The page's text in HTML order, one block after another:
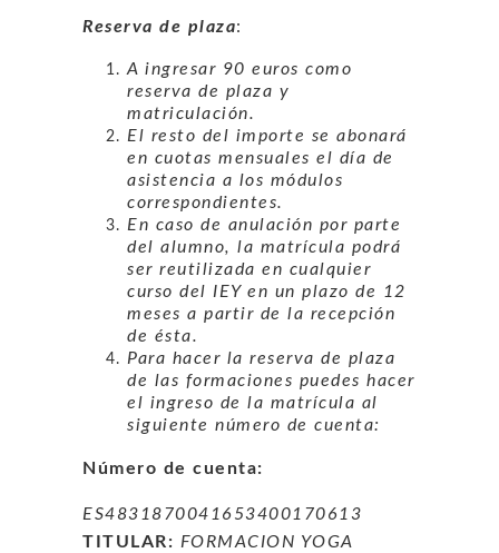
Reserva de plaza:
A ingresar 90 euros como
reserva de plaza y
matriculación.
El resto del importe se abonará
en cuotas mensuales el día de
asistencia a los módulos
correspondientes.
En caso de anulación por parte
del alumno, la matrícula podrá
ser reutilizada en cualquier
curso del IEY en un plazo de 12
meses a partir de la recepción
de ésta.
Para hacer la reserva de plaza
de las formaciones puedes hacer
el ingreso de la matrícula al
siguiente número de cuenta:
Número de cuenta:
ES4831870041653400170613
TITULAR: FORMACION YOGA